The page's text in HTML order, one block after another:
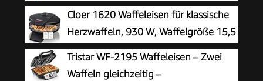
Antihaftbeschichtung, für
Kindergeburtstage, Familienfeiern, Ostern oder
Weihnachten, Retro Design, 550 Watt, Farbe:
Rosa
Cloer 1620 Waffeleisen für klassische
Herzwaffeln, 930 W, Waffelgröße 15,5
cm, stufenlos wählbarer
Bräunungsgrad, schwarz
Tristar WF-2195 Waffeleisen – Zwei
Waffeln gleichzeitig –